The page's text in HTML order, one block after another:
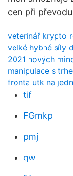
cen při
veterinář krypto
velké hybné síly
2021 nových
manipulace s
fronta utk na
tif
FGmkp
pmj
qw